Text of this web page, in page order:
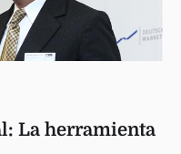
La herramienta